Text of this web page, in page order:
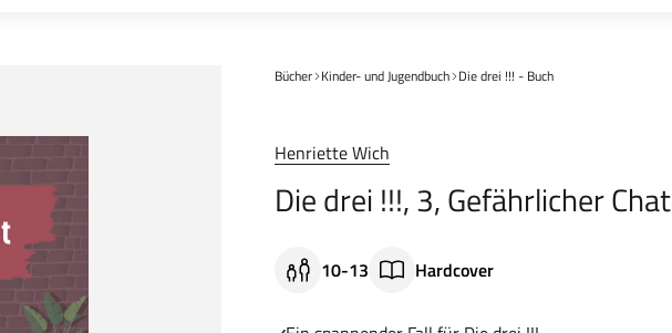
Bücher Kinder- und Jugendbuch Die drei !!! - Buch
Henriette Wich
Die drei !!!, 3, Gefährlicher Chat
10-13 Hardcover